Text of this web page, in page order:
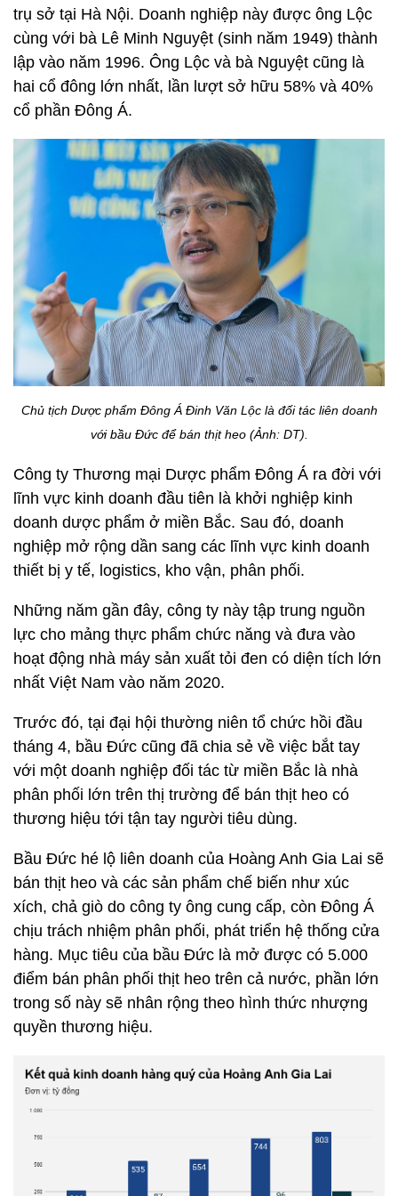
trụ sở tại Hà Nội. Doanh nghiệp này được ông Lộc
cùng với bà Lê Minh Nguyệt (sinh năm 1949) thành
lập vào năm 1996. Ông Lộc và bà Nguyệt cũng là
hai cổ đông lớn nhất, lần lượt sở hữu 58% và 40%
cổ phần Đông Á.
Chủ tịch Dược phẩm Đông Á Đinh Văn Lộc là đối tác liên doanh
với bầu Đức để bán thịt heo (Ảnh: DT).
Công ty Thương mại Dược phẩm Đông Á ra đời với
lĩnh vực kinh doanh đầu tiên là khởi nghiệp kinh
doanh dược phẩm ở miền Bắc. Sau đó, doanh
nghiệp mở rộng dần sang các lĩnh vực kinh doanh
thiết bị y tế, logistics, kho vận, phân phối.
Những năm gần đây, công ty này tập trung nguồn
lực cho mảng thực phẩm chức năng và đưa vào
hoạt động nhà máy sản xuất tỏi đen có diện tích lớn
nhất Việt Nam vào năm 2020.
Trước đó, tại đại hội thường niên tổ chức hồi đầu
tháng 4, bầu Đức cũng đã chia sẻ về việc bắt tay
với một doanh nghiệp đối tác từ miền Bắc là nhà
phân phối lớn trên thị trường để bán thịt heo có
thương hiệu tới tận tay người tiêu dùng.
Bầu Đức hé lộ liên doanh của Hoàng Anh Gia Lai sẽ
bán thịt heo và các sản phẩm chế biến như xúc
xích, chả giò do công ty ông cung cấp, còn Đông Á
chịu trách nhiệm phân phối, phát triển hệ thống cửa
hàng. Mục tiêu của bầu Đức là mở được có 5.000
điểm bán phân phối thịt heo trên cả nước, phần lớn
trong số này sẽ nhân rộng theo hình thức nhượng
quyền thương hiệu.